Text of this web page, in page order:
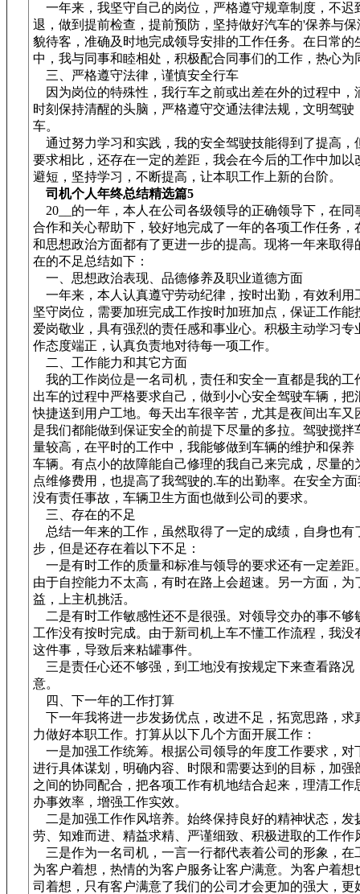
一年来，我坚守自己的岗位，严格遵守规章制度，不迟
退，做到提前检查，提前预防，坚持做好汽车的'保养与
貌待客，准确及时地完成领导安排的工作任务。在日常的
中，我与同事和睦相处，积极配合同事们的工作，热心为
三、严格遵守法律，谨慎安全行车
因为岗位的特殊性，我行车之前或出差在外的过程中，
时刻保持清醒的头脑，严格遵守交通法律法规，文明驾驶
车。
通过努力学习和实践，我的安全驾驶技能得到了提高，
要求相比，还存在一定的差距，我会在今后的工作中加以
避短，坚持学习，不断提高，让本职工作上新的台阶。
司机个人年终总结精选篇5
20__的一年，本人在公司各级领导的正确领导下，在同
合作和关心帮助下，较好地完成了一年的各项工作任务，
和思想政治方面都有了更进一步的提高。现将一年来取得
在的不足总结如下：
一、思想政治表现、品德修养及职业道德方面
一年来，本人认真遵守劳动纪律，按时出勤，有效利用
坚守岗位，需要加班完成工作按时加班加点，保证工作能
爱岗敬业，具有强烈的责任感和事业心。积极主动学习专
作态度端正，认真负责地对待每一项工作。
二、工作能力和其它方面
我的工作岗位是一名司机，责任和安全一直都是我的工
出车的过程中严格要求自己，做到小心安全驾驶车辆，把
快捷送到用户工地。每天出车很辛苦，尤其是夜间出车又
是我们都能做到保证安全的前提下尽量的多拉。驾驶搅拌
量较高，在平时的工作中，我能够做到车辆的维护和保养
车辆。有点小的故障能自己修理的我自己来完成，尽量的
点维修费用，也提高了我驾驶的.车的出勤率。在安全方
没有责任事故，车辆卫生方面也做到公司的要求。
三、存在的不足
总结一年来的工作，虽然取得了一定的成绩，自身也有
步，但是还存在着以下不足：
一是有时工作的质量和标准与领导的要求还有一定差距
由于自控能力不太高，有时在路上会超速。另一方面，为
益，上主机挑活。
二是有时工作敏感性还不是很强。对领导交办的事不够
工作没有按时完成。由于新司机上车不懂工作流程，我没
这件事，导致后来粘罐事件。
三是责任心还不够强，到工地没有按规定下来查看路况
意。
四、下一年的工作打算
下一年我将进一步发扬优点，改进不足，拓宽思路，求
力做好本职工作。打算从以下几个方面开展工作：
一是加强工作统筹。根据公司领导的年度工作要求，对
进行具体谋划，明确内容、时限和需要达到的目标，加强
之间的协同配合，把各项工作有机地结合起来，理清工作
办事效率，增强工作实效。
二是加强工作作风培养。始终保持良好的精神状态，发
劳、知难而进、精益求精、严谨细致、积极进取的工作作
三是作为一名司机，一言一行都代表着公司的形象，在
为客户着想，热情的为客户服务让客户满意。为客户着想
司着想，只有客户满意了我们的公司才会更加的强大，更